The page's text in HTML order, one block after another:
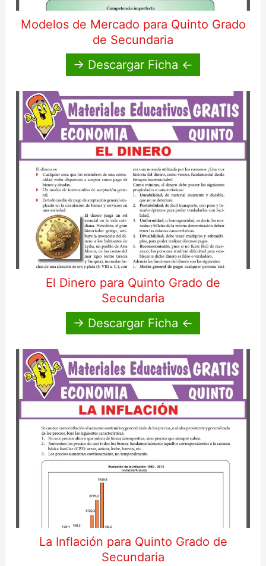
Modelos de Mercado para Quinto Grado
de Secundaria
→ Descargar Ficha ←
El Dinero para Quinto Grado de
Secundaria
→ Descargar Ficha ←
La Inflación para Quinto Grado de
Secundaria